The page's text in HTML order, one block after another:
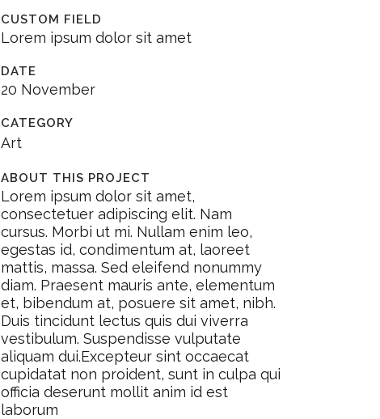
CUSTOM FIELD
Lorem ipsum dolor sit amet
DATE
20 November
CATEGORY
Art
ABOUT THIS PROJECT
Lorem ipsum dolor sit amet,
consectetuer adipiscing elit. Nam
cursus. Morbi ut mi. Nullam enim leo,
egestas id, condimentum at, laoreet
mattis, massa. Sed eleifend nonummy
diam. Praesent mauris ante, elementum
et, bibendum at, posuere sit amet, nibh.
Duis tincidunt lectus quis dui viverra
vestibulum. Suspendisse vulputate
aliquam dui.Excepteur sint occaecat
cupidatat non proident, sunt in culpa qui
officia deserunt mollit anim id est
laborum